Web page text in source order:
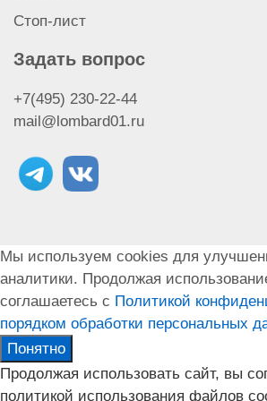
Стоп-лист
Задать вопрос
+7(495) 230-22-44
mail@lombard01.ru
Мы используем cookies для
аналитики. Продолжая
соглашаетесь с Политикой
порядком обработки персональных
Понятно
Продолжая использовать сайт, вы
политикой использования файлов